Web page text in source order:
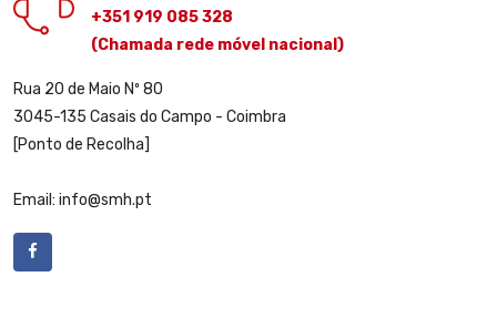
+351 919 085 328
(Chamada rede móvel nacional)
Rua 20 de Maio Nº 80
3045-135 Casais do Campo - Coimbra
[Ponto de Recolha]
Email: info@smh.pt